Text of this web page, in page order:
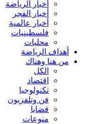
أخبار الرياضة
أخبار الفجر
أخبار عالمية
فلسطينيات
محليات
أهداف الرياضة
من هنا وهناك
الكل
اقتصاد
تكنولوجيا
فن وتلفزيون
قضايا
منوعات